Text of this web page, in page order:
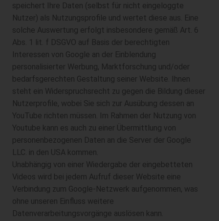
speichert Ihre Daten (selbst für nicht eingeloggte
Nutzer) als Nutzungsprofile und wertet diese aus. Eine
solche Auswertung erfolgt insbesondere gemäß Art. 6
Abs. 1 lit. f DSGVO auf Basis der berechtigten
Interessen von Google an der Einblendung
personalisierter Werbung, Marktforschung und/oder
bedarfsgerechten Gestaltung seiner Website. Ihnen
steht ein Widerspruchsrecht zu gegen die Bildung dieser
Nutzerprofile, wobei Sie sich zur Ausübung dessen an
YouTube richten müssen. Im Rahmen der Nutzung von
Youtube kann es auch zu einer Übermittlung von
personenbezogenen Daten an die Server der Google
LLC. in den USA kommen.
Unabhängig von einer Wiedergabe der eingebetteten
Videos wird bei jedem Aufruf dieser Website eine
Verbindung zum Google-Netzwerk aufgenommen, was
ohne unseren Einfluss weitere
Datenverarbeitungsvorgänge auslösen kann.